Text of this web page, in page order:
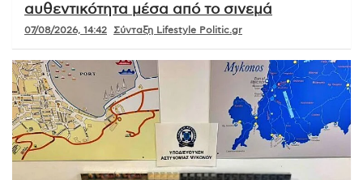
αυθεντικότητα μέσα από το σινεμά
07/08/2026, 14:42 Σύνταξη Lifestyle Politic.gr